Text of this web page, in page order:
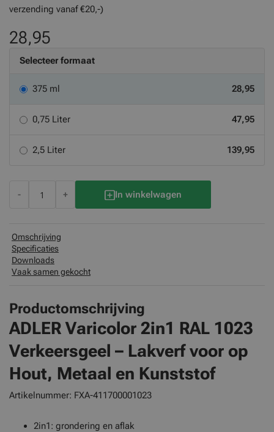
verzending vanaf €20,-)
28,95
Selecteer formaat
375 ml 28,95
0,75 Liter 47,95
2,5 Liter 139,95
- + In winkelwagen
Omschrijving
Specificaties
Downloads
Vaak samen gekocht
Productomschrijving
ADLER Varicolor 2in1 RAL 1023
Verkeersgeel – Lakverf voor op
Hout, Metaal en Kunststof
Artikelnummer: FXA-411700001023
2in1: grondering en aflak